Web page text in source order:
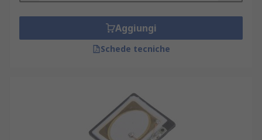
Aggiungi
Schede tecniche